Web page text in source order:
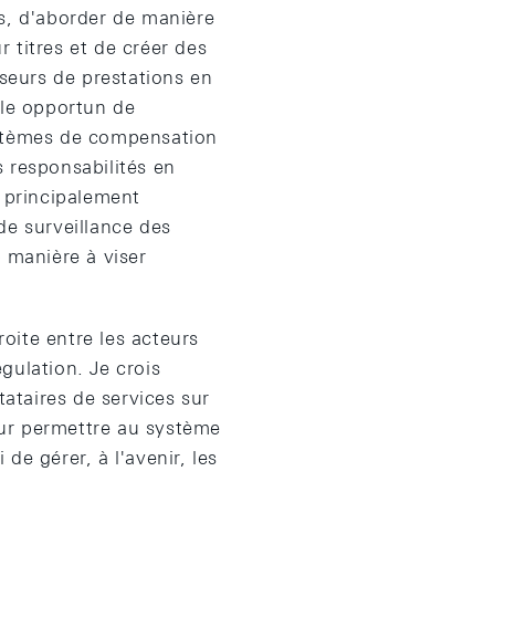
d'aborder de manière
titres et de créer des
de prestations en
opportun de
de compensation
en
surveillance des
à viser
entre les acteurs
Je crois
de services sur
permettre au système
gérer, à l'avenir, les